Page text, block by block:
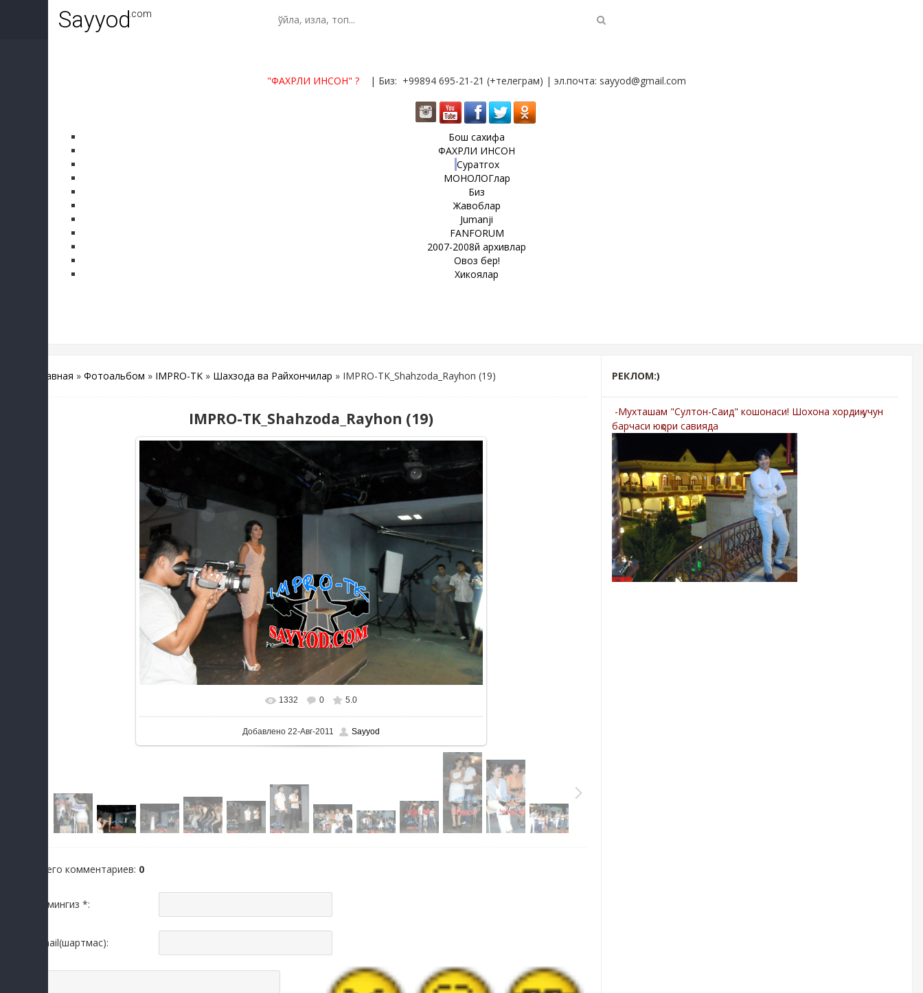
Sayyod.com
"ФАХРЛИ ИНСОН"? | Биз: +99894 695-21-21 (+телеграм) | эл.почта: sayyod@gmail.com
Бош сахифа
ФАХРЛИ ИНСОН
Суратгох
МОНОЛОГлар
Биз
Жавоблар
Jumanji
FANFORUM
2007-2008й архивлар
Овоз бер!
Хикоялар
Главная » Фотоальбом » IMPRO-TK » Шахзода ва Райхончилар » IMPRO-TK_Shahzoda_Rayhon (19)
IMPRO-TK_Shahzoda_Rayhon (19)
1332 0 5.0
Добавлено 22-Авг-2011 Sayyod
Всего комментариев: 0
Исмингиз *:
Email(шартмас):
РЕКЛОМ:)
-Мухташам "Султон-Саид" кошонаси! Шохона хордиқ учун
барчаси юқори савияда